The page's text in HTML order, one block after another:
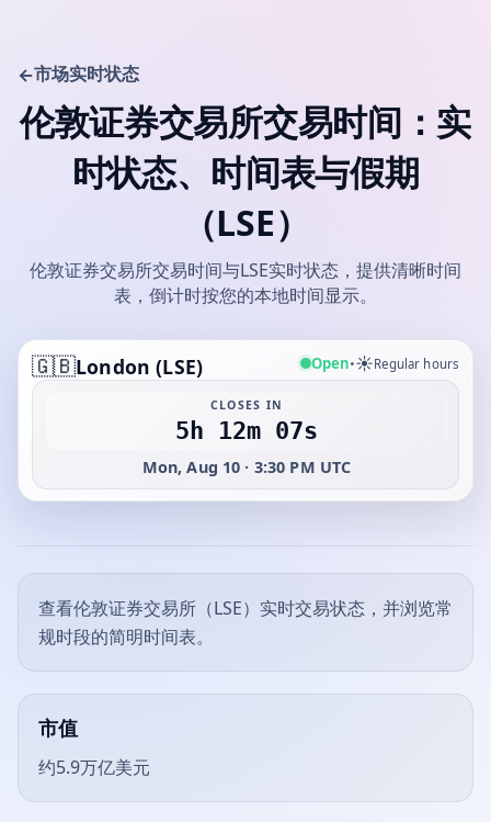
←市场实时状态
伦敦证券交易所交易时间：实
时状态、时间表与假期
（LSE）
伦敦证券交易所交易时间与LSE实时状态，提供清晰时间
表，倒计时按您的本地时间显示。
🇬🇧London (LSE) Open•☀️Regular hours
CLOSES IN
5h 12m 07s
Mon, Aug 10 · 3:30 PM UTC
查看伦敦证券交易所（LSE）实时交易状态，并浏览常
规时段的简明时间表。
市值
约5.9万亿美元